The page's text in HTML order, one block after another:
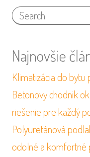
Najnovšie
Klimatizácia do
Betonovy chodnik
riešenie pre každý
Polyuretánová
odolné a komfortné